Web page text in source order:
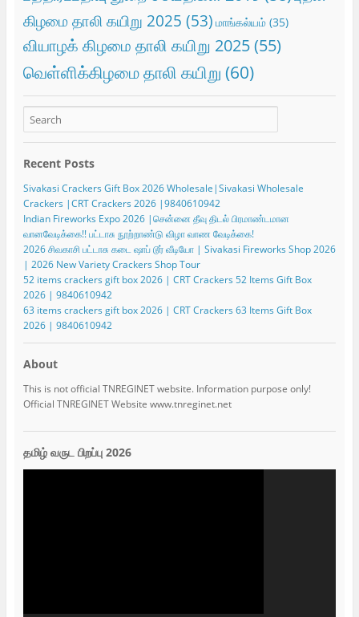
கிழமை தாலி கயிறு 2025 (53) மாங்கல்யம்(35)
வியாழக் கிழமை தாலி கயிறு 2025(55)
வெள்ளிக்கிழமை தாலி கயிறு (60)
Recent Posts
Sivakasi Crackers Gift Box 2026 Wholesale|Sivakasi Wholesale
Crackers |CRT Crackers 2026 |9840610942
Indian Fireworks Expo 2026 |சென்னை தீவு திடல் பிரமாண்டமான
வானவேடிக்கை!! பட்டாசு நூற்றாண்டு விழா வாண வேடிக்கை!
2026 சிவகாசி பட்டாசு கடை ஷாப் டூர் வீடியோ | Sivakasi Fireworks Shop 2026
| 2026 New Variety Crackers Shop Tour
52 items crackers gift box 2026 | CRT Crackers 52 Items Gift Box
2026 | 9840610942
63 items crackers gift box 2026 | CRT Crackers 63 Items Gift Box
2026 | 9840610942
About
This is not official TNREGINET website. Information purpose only!
Official TNREGINET Website www.tnreginet.net
தமிழ் வருட பிறப்பு 2026